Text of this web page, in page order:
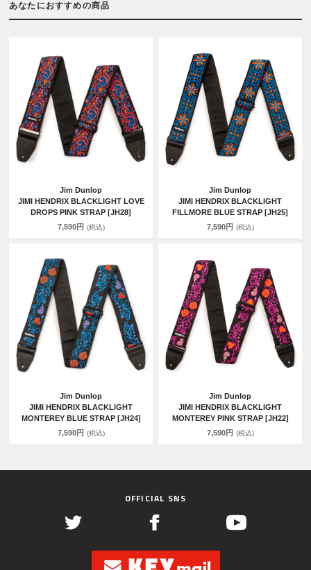
あなたにおすすめの商品
Jim Dunlop
JIMI HENDRIX BLACKLIGHT LOVE
DROPS PINK STRAP [JH28]
7,590円 (税込)
Jim Dunlop
JIMI HENDRIX BLACKLIGHT
FILLMORE BLUE STRAP [JH25]
7,590円 (税込)
Jim Dunlop
JIMI HENDRIX BLACKLIGHT
MONTEREY BLUE STRAP [JH24]
7,590円 (税込)
Jim Dunlop
JIMI HENDRIX BLACKLIGHT
MONTEREY PINK STRAP [JH22]
7,590円 (税込)
OFFICIAL SNS